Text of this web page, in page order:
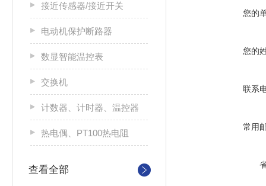
接近传感器/接近开关
电动机保护断路器
数显智能温控表
交换机
计数器、计时器、温控器
热电偶、PT100热电阻
查看全部
您的
您的
联系
常用